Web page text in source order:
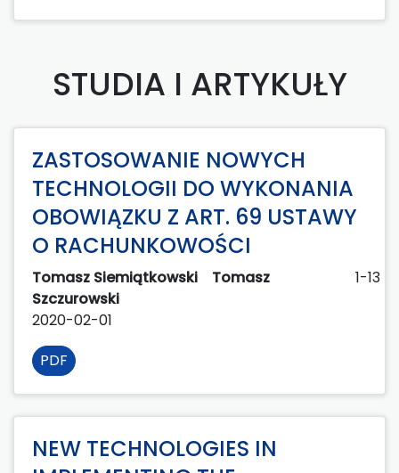
STUDIA I ARTYKUŁY
ZASTOSOWANIE NOWYCH
TECHNOLOGII DO WYKONANIA
OBOWIĄZKU Z ART. 69 USTAWY
O RACHUNKOWOŚCI
Tomasz Siemiątkowski
Tomasz
Szczurowski
1-13
2020-02-01
PDF
NEW TECHNOLOGIES IN